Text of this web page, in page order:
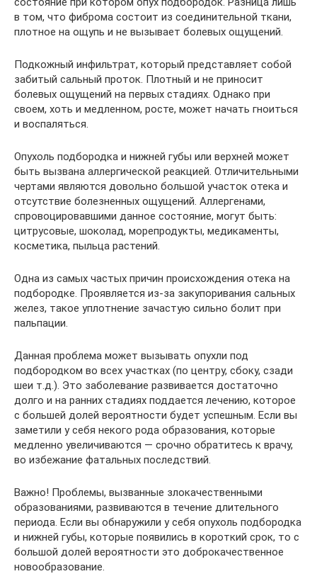
в том, что фиброма состоит из соединительной ткани,
плотное на ощупь и не вызывает болевых ощущений.
Подкожный инфильтрат, который представляет собой
забитый сальный проток. Плотный и не приносит
болевых ощущений на первых стадиях. Однако при
своем, хоть и медленном, росте, может начать гноиться
и воспаляться.
Опухоль подбородка и нижней губы или верхней может
быть вызвана аллергической реакцией. Отличительными
чертами являются довольно большой участок отека и
отсутствие болезненных ощущений. Аллергенами,
спровоцировавшими данное состояние, могут быть:
цитрусовые, шоколад, морепродукты, медикаменты,
косметика, пыльца растений.
Одна из самых частых причин происхождения отека на
подбородке. Проявляется из-за закупоривания сальных
желез, такое уплотнение зачастую сильно болит при
пальпации.
Данная проблема может вызывать опухли под
подбородком во всех участках (по центру, сбоку, сзади
шеи т.д.). Это заболевание развивается достаточно
долго и на ранних стадиях поддается лечению, которое
с большей долей вероятности будет успешным. Если вы
заметили у себя некого рода образования, которые
медленно увеличиваются — срочно обратитесь к врачу,
во избежание фатальных последствий.
Важно! Проблемы, вызванные злокачественными
образованиями, развиваются в течение длительного
периода. Если вы обнаружили у себя опухоль подбородка
и нижней губы, которые появились в короткий срок, то с
большой долей вероятности это доброкачественное
новообразование.